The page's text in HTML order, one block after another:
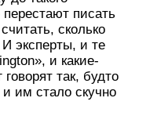
писать
сколько
эксперты, и те
и какие-
так, будто
им стало скучно